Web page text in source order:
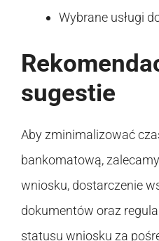
Wybrane usługi
sugestie
Aby zminimalizować
bankomatową,
wniosku, dostarczenie
dokumentów oraz
statusu wniosku za